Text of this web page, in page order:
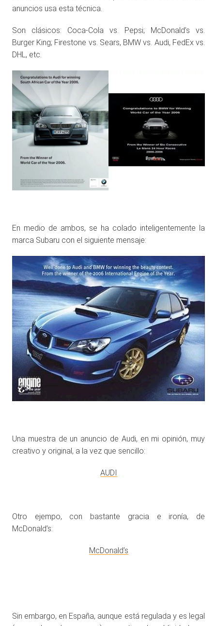
anuncios usa esta técnica.
Son clásicos: Coca-Cola vs. Pepsi; McDonald’s vs.
Burger King; Firestone vs. Sears, BMW vs. Audi, FedEx vs.
DHL, etc.
En medio de ambos, se ha colado inteligentemente la
marca Subaru con el siguiente mensaje:
Una muestra de un anuncio de Audi, en mi opinión, muy
creativo y original, a la vez que sencillo:
AUDI
Otro ejempo, con bastante gracia e ironía, de
McDonald’s:
McDonald’s
Sin embargo, en España, aunque está regulada y es legal